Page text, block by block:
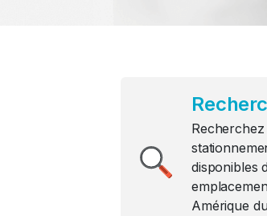
disponibles
Amérique